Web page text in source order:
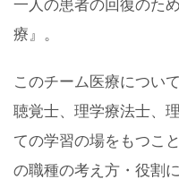
一人の患者の回復のた
療』。
このチーム医療につい
聴覚士、理学療法士、
ての学習の場をもつこ
の職種の考え方・役割